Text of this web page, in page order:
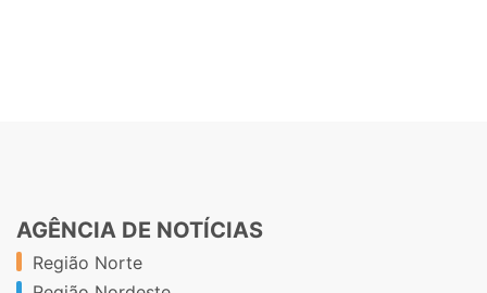
AGÊNCIA DE NOTÍCIAS
Região Norte